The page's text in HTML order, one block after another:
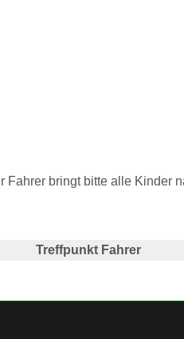
bringt bitte alle Kinder
Treffpunkt Fahrer